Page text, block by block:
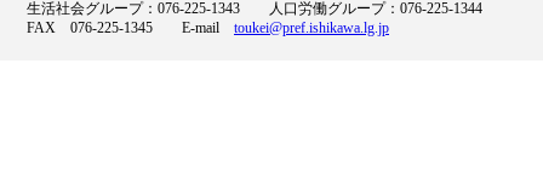
生活社会グループ：076-225-1343 人口労働グループ：076-225-1344
FAX 076-225-1345 E-mail toukei@pref.ishikawa.lg.jp